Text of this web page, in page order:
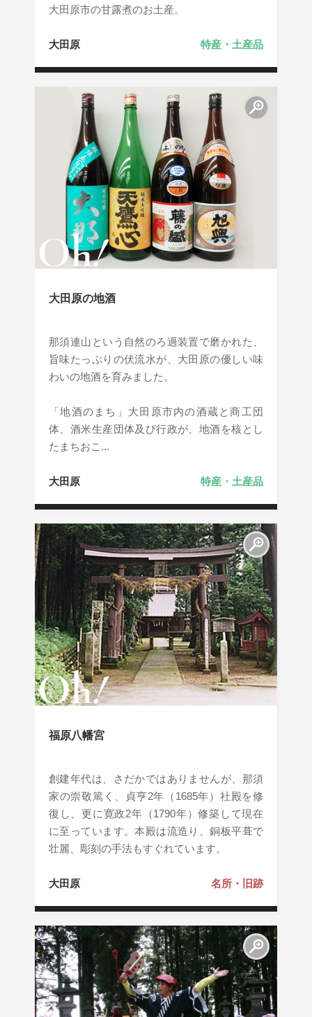
大田原市の甘露煮のお土産。
大田原 特産・土産品
大田原の地酒
那須連山という自然のろ過装置で磨かれた、
旨味たっぷりの伏流水が、大田原の優しい味
わいの地酒を育みました。
「地酒のまち」大田原市内の酒蔵と商工団
体、酒米生産団体及び行政が、地酒を核とし
たまちおこ...
大田原 特産・土産品
福原八幡宮
創建年代は、さだかではありませんが、那須
家の崇敬篤く、貞亨2年（1685年）社殿を修
復し、更に寛政2年（1790年）修築して現在
に至っています。本殿は流造り、銅板平葺で
壮麗、彫刻の手法もすぐれています。
大田原 名所・旧跡